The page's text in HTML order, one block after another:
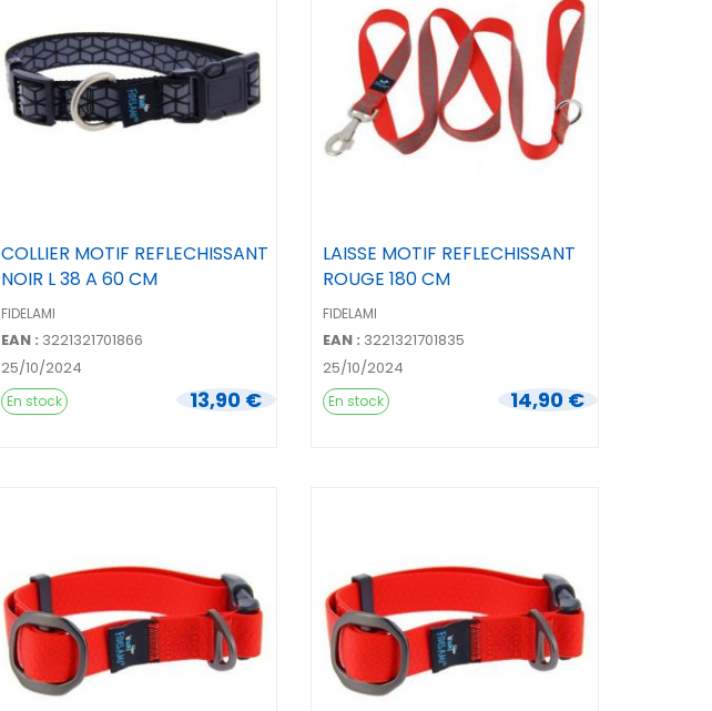
COLLIER MOTIF REFLECHISSANT
NOIR L 38 A 60 CM
FIDELAMI
EAN : 3221321701866
25/10/2024
13,90 €
En stock
LAISSE MOTIF REFLECHISSANT
ROUGE 180 CM
FIDELAMI
EAN : 3221321701835
25/10/2024
14,90 €
En stock